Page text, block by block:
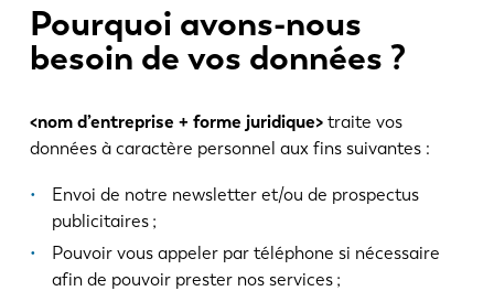
Pourquoi avons-nous
besoin de vos données ?
<nom d’entreprise + forme juridique>traite vos
données à caractère personnel aux fins suivantes :
Envoi de notre newsletter et/ou de prospectus
publicitaires ;
Pouvoir vous appeler par téléphone si nécessaire
afin de pouvoir prester nos services ;